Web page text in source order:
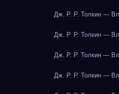
Дж. Р. Р. Толкин —
Дж. Р. Р. Толкин —
Дж. Р. Р. Толкин —
Дж. Р. Р. Толкин —